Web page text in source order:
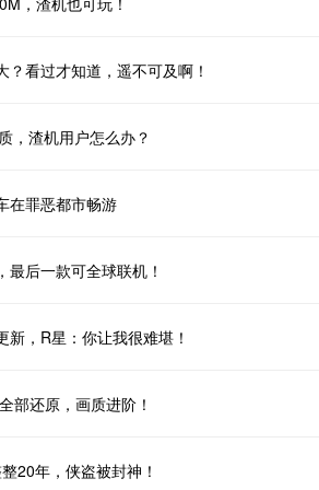
？看过才知道，遥不可及啊！
，渣机用户怎么办？
在罪恶都市畅游
后一款可全球联机！
新，R星：你让我很难堪！
部还原，画质进阶！
20年，侠盗被封神！